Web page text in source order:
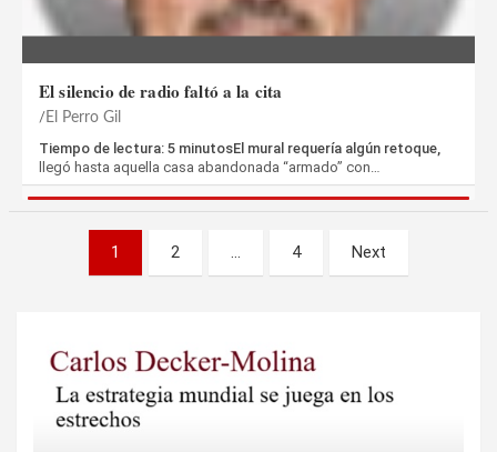
El silencio de radio faltó a la cita
El Perro Gil
Tiempo de lectura: 5 minutosEl mural requería algún retoque,
llegó hasta aquella casa abandonada “armado” con…
Paginación
1 2 … 4 Next